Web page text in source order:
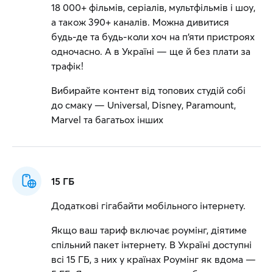
18 000+ фільмів, серіалів, мультфільмів і шоу,
а також 390+ каналів. Можна дивитися
будь-де та будь-коли хоч на п'яти пристроях
одночасно. А в Україні — ще й без плати за
трафік!
Вибирайте контент від топових студій собі
до смаку — Universal, Disney, Paramount,
Marvel та багатьох інших
15 ГБ
Додаткові гігабайти мобільного інтернету.
Якщо ваш тариф включає роумінг, діятиме
спільний пакет інтернету. В Україні доступні
всі 15 ГБ, з них у країнах Роумінг як вдома —